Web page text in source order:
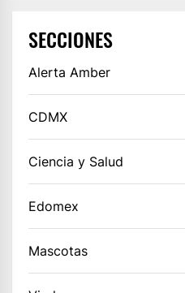
SECCIONES
Alerta Amber
CDMX
Ciencia y Salud
Edomex
Mascotas